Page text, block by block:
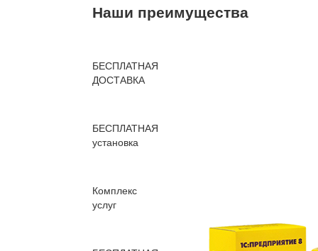
Наши преимущества
БЕСПЛАТНАЯ
ДОСТАВКА
БЕСПЛАТНАЯ
установка
Комплекс
услуг